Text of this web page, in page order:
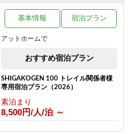
1泊2食付き
16,500円/人/泊 ～
【志賀高原100キロレース 2026】イ
素泊り＞
素泊まり
8,500円/人/泊 ～
アットホームで
基本情報 宿泊プラン
おすすめ宿泊プラン
SHIGAKOGEN 100 トレイル関係者様
専用宿泊プラン（2026）
素泊まり
8,500円/人/泊 ～